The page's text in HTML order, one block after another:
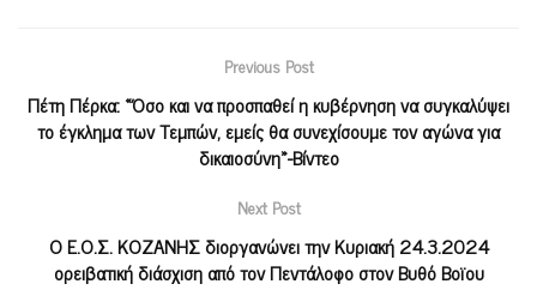
Previous Post
Πέτη Πέρκα: «Όσο και να προσπαθεί η κυβέρνηση να συγκαλύψει
το έγκλημα των Τεμπών, εμείς θα συνεχίσουμε τον αγώνα για
δικαιοσύνη»-Βίντεο
Next Post
Ο Ε.Ο.Σ. ΚΟΖΑΝΗΣ διοργανώνει την Κυριακή 24.3.2024
ορειβατική διάσχιση από τον Πεντάλοφο στον Βυθό Βοϊου